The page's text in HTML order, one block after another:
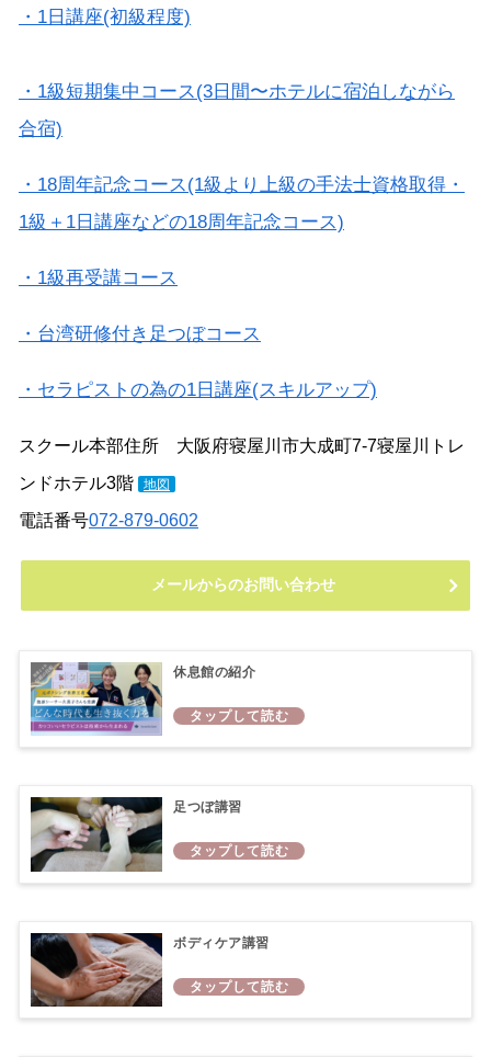
・1日講座(初級程度)
・1級短期集中コース(3日間〜ホテルに宿泊しながら
合宿)
・18周年記念コース(1級より上級の手法士資格取得・
1級＋1日講座などの18周年記念コース)
・1級再受講コース
・台湾研修付き足つぼコース
・セラピストの為の1日講座(スキルアップ)
スクール本部住所 大阪府寝屋川市大成町7-7寝屋川トレ
ンドホテル3階
地図
電話番号072-879-0602
メールからのお問い合わせ
休息館の紹介
足つぼ講習
ボディケア講習